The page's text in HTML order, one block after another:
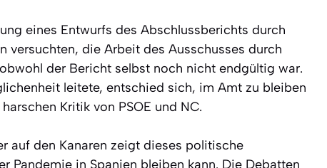
eines Entwurfs des Abschlussberichts durch
versuchten, die Arbeit des Ausschusses durch
der Bericht selbst noch nicht endgültig war.
leitete, entschied sich, im Amt zu bleiben
Kritik von PSOE und NC.
auf den Kanaren zeigt dieses politische
Pandemie in Spanien bleiben kann. Die Debatten